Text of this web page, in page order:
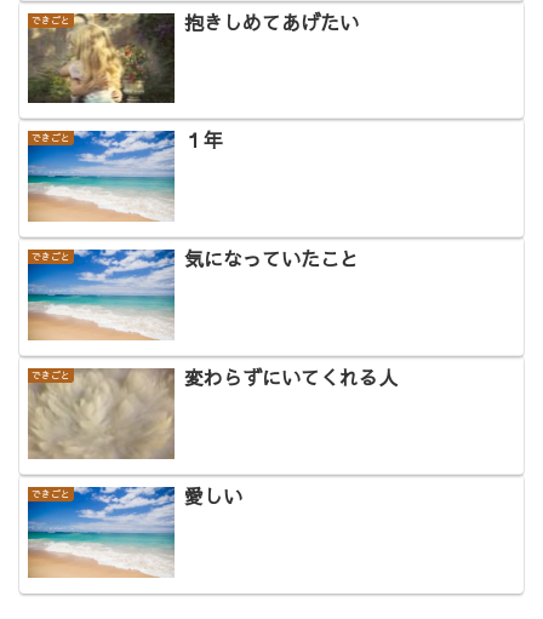
できごと 抱きしめてあげたい
できごと １年
できごと 気になっていたこと
できごと 変わらずにいてくれる人
できごと 愛しい